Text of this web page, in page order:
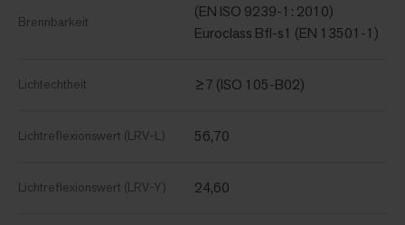
Brennbarkeit
(EN ISO 9239-1: 2010)
Euroclass Bfl-s1 (EN 13501-1)
Lichtechtheit ≥7 (ISO 105-B02)
Lichtreflexionswert (LRV-L) 56,70
Lichtreflexionswert (LRV-Y) 24,60